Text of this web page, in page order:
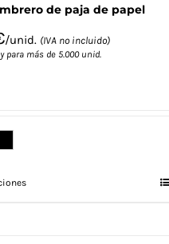
de paja de papel
/unid. (IVA no incluido)
para más de 5.000 unid.
Este